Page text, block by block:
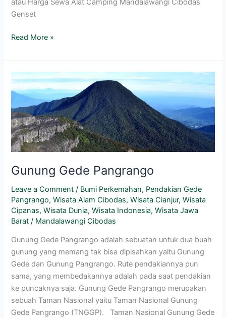
atau Harga Sewa Alat Camping Mandalawangi Cibodas
Genset
Read More »
Gunung Gede Pangrango
Leave a Comment / Bumi Perkemahan, Pendakian Gede
Pangrango,Wisata Alam Cibodas,Wisata Cianjur,Wisata
Cipanas,Wisata Dunia,Wisata Indonesia,Wisata Jawa
Barat / Mandalawangi Cibodas
Gunung Gede Pangrango adalah sebuatan untuk dua buah
gunung yang memang tak bisa dipisahkan yaitu Gunung
Gede dan Gunung Pangrango. Rute pendakiannya pun
sama, yang membedakannya adalah pada saat pendakian
ke puncaknya saja. Gunung Gede Pangrango merupakan
sebuah Taman Nasional yaitu Taman Nasional Gunung
Gede Pangrango (TNGGP). Taman Nasional Gunung Gede
Gunung
Gede
Pangrango